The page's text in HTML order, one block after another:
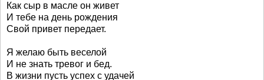
Как сыр в масле он живет
И тебе на день рождения
Свой привет передает.
Я желаю быть веселой
И не знать тревог и бед.
В жизни пусть успех с удачей